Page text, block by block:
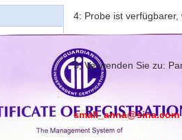
4: Probe ist
5; Verwenden Sie zu:
small_anna@sina.com